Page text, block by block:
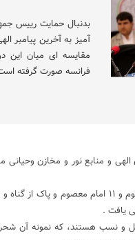
بدنبال حمایت رییس
‌آمیز به آخرین پیامبر
مقایسه ای میان این
فرانسه صورت گرفته
یافت .